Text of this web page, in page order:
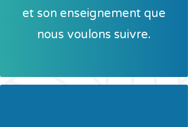
et son enseignement que
nous voulons suivre.